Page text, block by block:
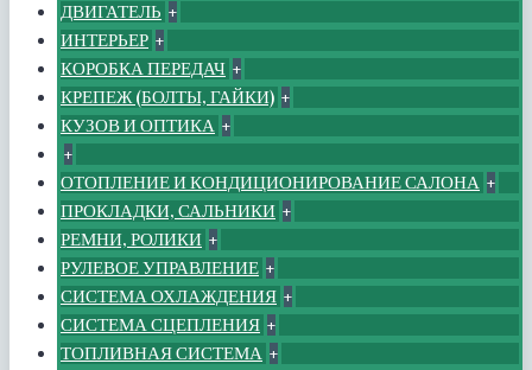
ДВИГАТЕЛЬ +
ИНТЕРЬЕР +
КОРОБКА ПЕРЕДАЧ +
КРЕПЕЖ (БОЛТЫ, ГАЙКИ) +
КУЗОВ И ОПТИКА +
+
ОТОПЛЕНИЕ И КОНДИЦИОНИРОВАНИЕ САЛОНА +
ПРОКЛАДКИ, САЛЬНИКИ +
РЕМНИ, РОЛИКИ +
РУЛЕВОЕ УПРАВЛЕНИЕ +
СИСТЕМА ОХЛАЖДЕНИЯ +
СИСТЕМА СЦЕПЛЕНИЯ +
ТОПЛИВНАЯ СИСТЕМА +